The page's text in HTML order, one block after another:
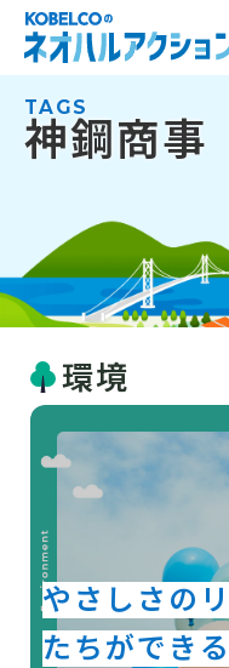
TAGS
神鋼商事
環境
やさしさの
たちができ